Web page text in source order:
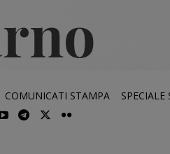
COMUNICATI STAMPA SPECIALE